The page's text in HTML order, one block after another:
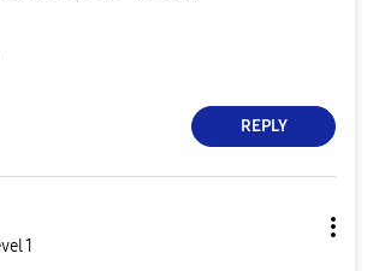
REPLY
1